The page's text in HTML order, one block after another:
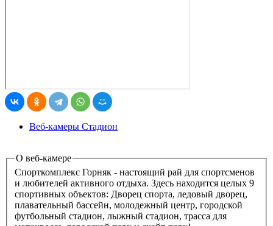
Веб-камеры Стадион
О веб-камере
Спорткомплекс Горняк - настоящий рай для спортсменов
и любителей активного отдыха. Здесь находится целых 9
спортивных объектов: Дворец спорта, ледовый дворец,
плавательный бассейн, молодежный центр, городской
футбольный стадион, лыжный стадион, трасса для